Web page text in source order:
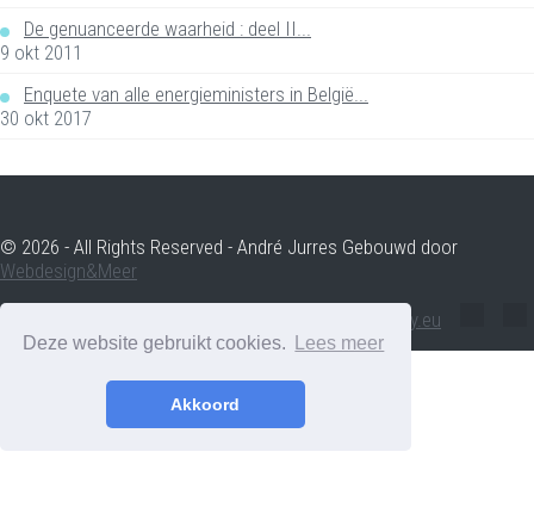
Deze website gebruikt cookies. Lees meer
Akkoord
De genuanceerde waarheid : deel II...
9 okt 2011
Enquete van alle energieministers in België...
30 okt 2017
© 2026 - All Rights Reserved - André Jurres Gebouwd door
Webdesign&Meer
andre.jurres@voltenergy.eu